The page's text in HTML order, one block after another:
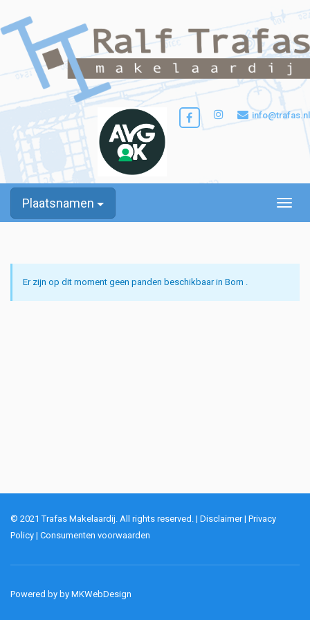
info@trafas.nl
Plaatsnamen
Er zijn op dit moment geen panden beschikbaar in Born .
© 2021 Trafas Makelaardij. All rights reserved. | Disclaimer| Privacy
Policy | Consumenten voorwaarden
Powered by by MKWebDesign